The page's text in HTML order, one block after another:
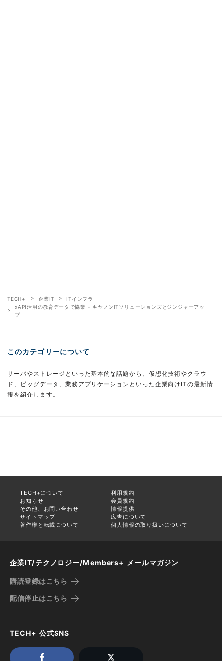
TECH+ 企業IT
ITインフラ
xAPI活用の教育データで協業 - キヤノンITソリューションズとジンジャーアッ
プ
このカテゴリーについて
サーバやストレージといった基本的な話題から、仮想化技術やクラウ
ド、ビッグデータ、業務アプリケーションといった企業向けITの最新情
報を紹介します。
TECH+について
利用規約
お知らせ
会員規約
その他、お問い合わせ
情報提供
サイトマップ
広告について
著作権と転載について
個人情報の取り扱いについて
企業IT/テクノロジー/Members+ メールマガジン
購読登録はこちら
配信停止はこちら
TECH+ 公式SNS